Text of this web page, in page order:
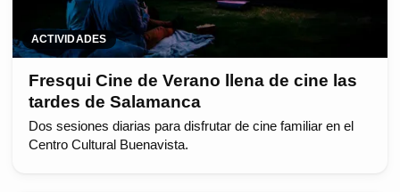
ACTIVIDADES
Fresqui Cine de Verano llena de cine las
tardes de Salamanca
Dos sesiones diarias para disfrutar de cine familiar en el
Centro Cultural Buenavista.